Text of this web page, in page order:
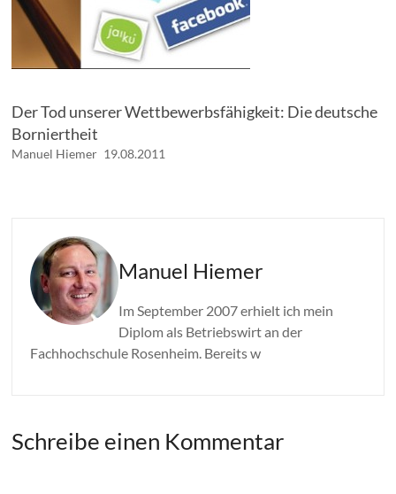
Der Tod unserer Wettbewerbsfähigkeit: Die deutsche
Borniertheit
Manuel Hiemer 19.08.2011
Manuel Hiemer
Im September 2007 erhielt ich mein
Diplom als Betriebswirt an der
Fachhochschule Rosenheim. Bereits w
Schreibe einen Kommentar